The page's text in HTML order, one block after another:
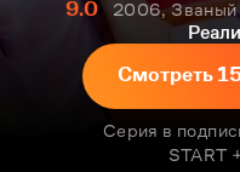
9.0
2006, Званый
Смотреть
Серия в
START